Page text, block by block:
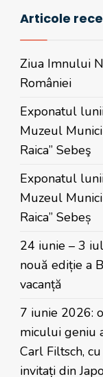
Articole
Ziua Imnului
României
Exponatul
Muzeul
Raica” Sebeş
Exponatul
Muzeul
Raica” Sebeș
24 iunie – 3
nouă ediție a
vacanță
7 iunie 2026:
micului geniu
Carl Filtsch,
invitați din